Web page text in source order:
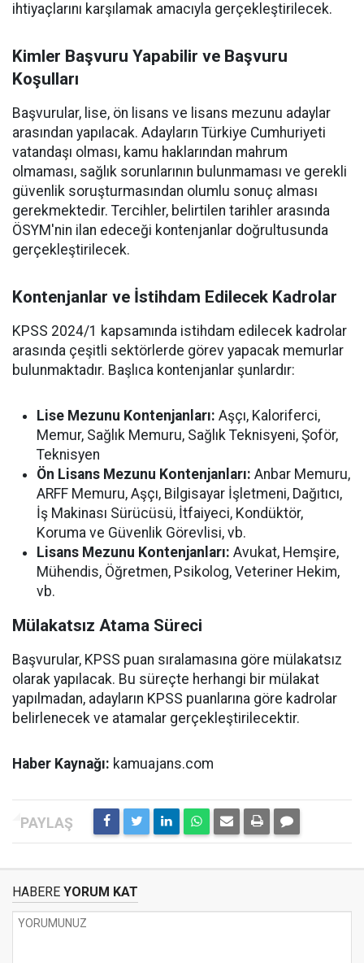
ihtiyaçlarını karşılamak amacıyla gerçekleştirilecek.
Kimler Başvuru Yapabilir ve Başvuru
Koşulları
Başvurular, lise, ön lisans ve lisans mezunu adaylar
arasından yapılacak. Adayların Türkiye Cumhuriyeti
vatandaşı olması, kamu haklarından mahrum
olmaması, sağlık sorunlarının bulunmaması ve gerekli
güvenlik soruşturmasından olumlu sonuç alması
gerekmektedir. Tercihler, belirtilen tarihler arasında
ÖSYM'nin ilan edeceği kontenjanlar doğrultusunda
gerçekleştirilecek.
Kontenjanlar ve İstihdam Edilecek Kadrolar
KPSS 2024/1 kapsamında istihdam edilecek kadrolar
arasında çeşitli sektörlerde görev yapacak memurlar
bulunmaktadır. Başlıca kontenjanlar şunlardır:
Lise Mezunu Kontenjanları: Aşçı, Kaloriferci,
Memur, Sağlık Memuru, Sağlık Teknisyeni, Şoför,
Teknisyen
Ön Lisans Mezunu Kontenjanları: Anbar Memuru,
ARFF Memuru, Aşçı, Bilgisayar İşletmeni, Dağıtıcı,
İş Makinası Sürücüsü, İtfaiyeci, Kondüktör,
Koruma ve Güvenlik Görevlisi, vb.
Lisans Mezunu Kontenjanları: Avukat, Hemşire,
Mühendis, Öğretmen, Psikolog, Veteriner Hekim,
vb.
Mülakatsız Atama Süreci
Başvurular, KPSS puan sıralamasına göre mülakatsız
olarak yapılacak. Bu süreçte herhangi bir mülakat
yapılmadan, adayların KPSS puanlarına göre kadrolar
belirlenecek ve atamalar gerçekleştirilecektir.
Haber Kaynağı: kamuajans.com
HABERE YORUM KAT